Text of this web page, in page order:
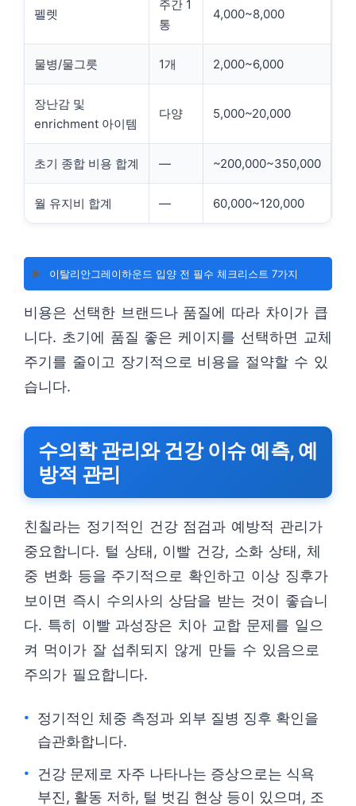
펠렛
주간 1
통
4,000~8,000
물병/물그릇 1개 2,000~6,000
장난감 및
enrichment 아이템
다양 5,000~20,000
초기 종합 비용 합계 — ~200,000~350,000
월 유지비 합계 — 60,000~120,000
▶️ 이탈리안그레이하운드 입양 전 필수 체크리스트 7가지
비용은 선택한 브랜드나 품질에 따라 차이가 큽
니다. 초기에 품질 좋은 케이지를 선택하면 교체
주기를 줄이고 장기적으로 비용을 절약할 수 있
습니다.
수의학 관리와 건강 이슈 예측, 예
방적 관리
친칠라는 정기적인 건강 점검과 예방적 관리가
중요합니다. 털 상태, 이빨 건강, 소화 상태, 체
중 변화 등을 주기적으로 확인하고 이상 징후가
보이면 즉시 수의사의 상담을 받는 것이 좋습니
다. 특히 이빨 과성장은 치아 교합 문제를 일으
켜 먹이가 잘 섭취되지 않게 만들 수 있음으로
주의가 필요합니다.
정기적인 체중 측정과 외부 질병 징후 확인을
습관화합니다.
건강 문제로 자주 나타나는 증상으로는 식욕
부진, 활동 저하, 털 벗김 현상 등이 있으며, 조